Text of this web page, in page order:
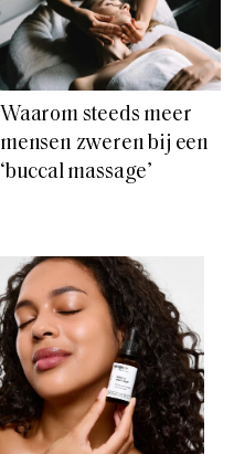
Waarom steeds meer
mensen zweren bij een
‘buccal massage’